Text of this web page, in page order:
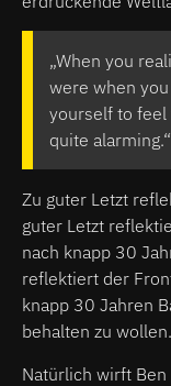
„When you
were when
yourself to feel
quite alarming.“
Zu guter Letzt
guter Letzt
nach knapp 30
reflektiert der
knapp 30 Jahren
behalten zu wollen.
Natürlich wirft